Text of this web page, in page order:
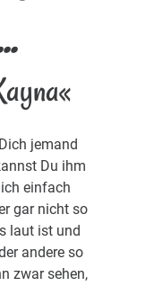
jemand
Du ihm
einfach
gar nicht so
laut ist und
andere so
zwar sehen,